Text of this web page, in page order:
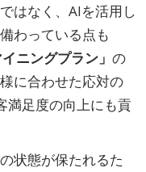
はなく、AIを活用し
わっている点も
ニングプラン」 の
に合わせた応対の
満足度の向上にも貢
状態が保たれるた